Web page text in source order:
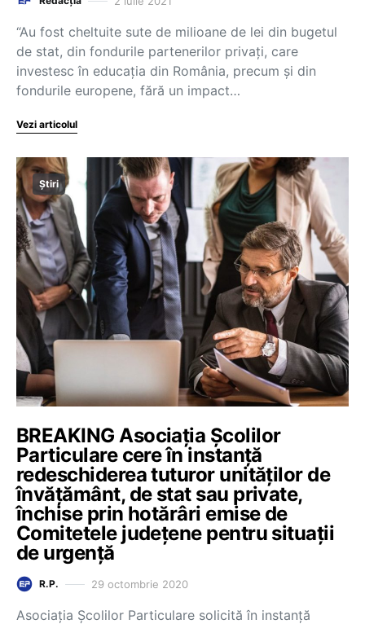
“Au fost cheltuite sute de milioane de lei din bugetul
de stat, din fondurile partenerilor privați, care
investesc în educația din România, precum și din
fondurile europene, fără un impact…
Vezi articolul
Știri
BREAKING Asociația Școlilor
Particulare cere în instanță
redeschiderea tuturor unităților de
învățământ, de stat sau private,
închise prin hotărâri emise de
Comitetele județene pentru situații
de urgență
R.P. 29 octombrie 2020
Asociația Școlilor Particulare solicită în instanță